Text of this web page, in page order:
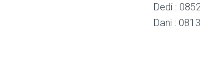
Dedi :
Dani :